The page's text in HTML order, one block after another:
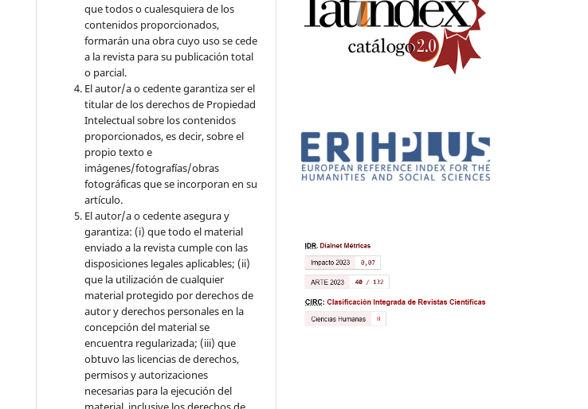
que todos o cualesquiera de los
contenidos proporcionados,
formarán una obra cuyo uso se cede
a la revista para su publicación total
o parcial.
El autor/a o cedente garantiza ser el
titular de los derechos de Propiedad
Intelectual sobre los contenidos
proporcionados, es decir, sobre el
propio texto e
imágenes/fotografías/obras
fotográficas que se incorporan en su
artículo.
El autor/a o cedente asegura y
garantiza: (i) que todo el material
enviado a la revista cumple con las
disposiciones legales aplicables; (ii)
que la utilización de cualquier
material protegido por derechos de
autor y derechos personales en la
concepción del material se
encuentra regularizada; (iii) que
obtuvo las licencias de derechos,
permisos y autorizaciones
necesarias para la ejecución del